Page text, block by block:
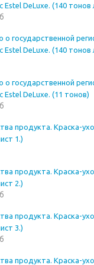
Estel DeLuxe. (140 тонов
о государственной
Estel DeLuxe. (140 тонов
о государственной
Estel DeLuxe. (11 тонов)
продукта. Краска-
1.)
продукта. Краска-
2.)
продукта. Краска-
3.)
продукта. Краска-